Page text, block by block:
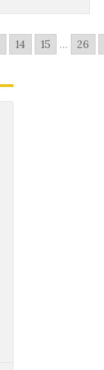
14 15 ... 26